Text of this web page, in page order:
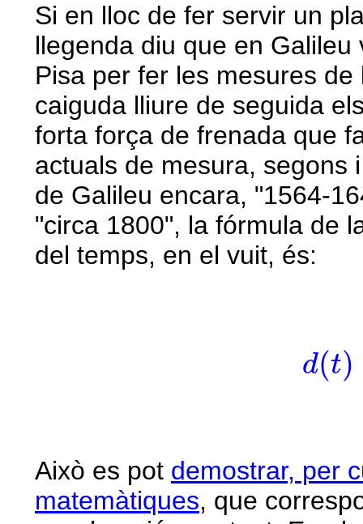
Si en lloc de fer servir un
llegenda diu que en
Pisa per fer les mesures
caiguda lliure de seguida
forta força de frenada que
actuals de mesura, segons
de Galileu encara, "1564-
"circa 1800", la fórmula de
del temps, en el vuit, és:
d(t)
Això es pot demostrar, per
matemàtiques, que